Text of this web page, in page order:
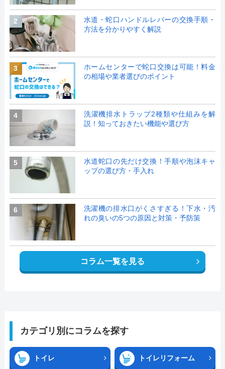
2
水道・蛇口ハンドルレバーの交換手順・
方法を分かりやすく解説
3
ホームセンターで蛇口交換は可能！料金
の相場や業者選びのポイント
4
洗濯機排水トラップ2種類や仕組みを解
説！知っておきたい機能や選び方
5
水道蛇口の先だけ交換！手順や泡沫キャ
ップの選び方・手入れ
6
洗濯機の排水口がくさすぎる！下水・汚
れの臭いの5つの原因と対策・予防策
コラム一覧を見る
カテゴリ別にコラムを探す
トイレ トイレリフォーム